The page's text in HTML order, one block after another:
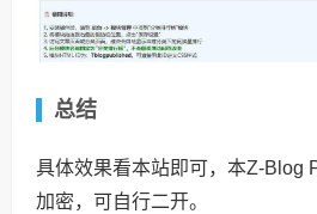
总结
具体效果看本站即可，本Z-Blog
加密，可自行二开。